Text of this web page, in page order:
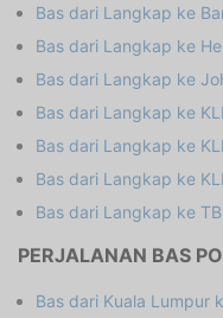
Bas dari Langkap ke
Bas dari Langkap ke
Bas dari Langkap ke
Bas dari Langkap ke
Bas dari Langkap ke
Bas dari Langkap ke
Bas dari Langkap ke
PERJALANAN BAS
Bas dari Kuala Lumpur